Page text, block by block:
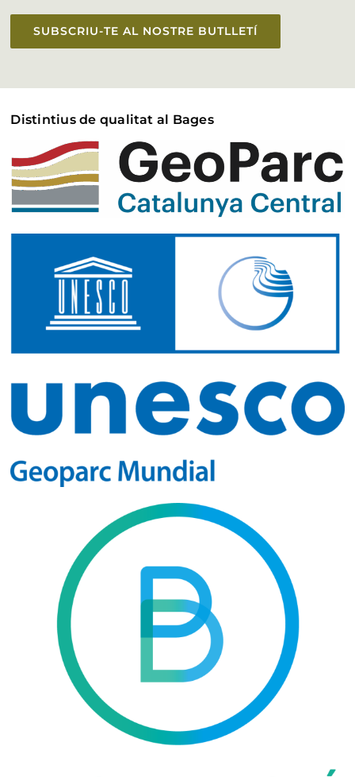
SUBSCRIU-TE AL NOSTRE BUTLLETÍ
Distintius de qualitat al Bages